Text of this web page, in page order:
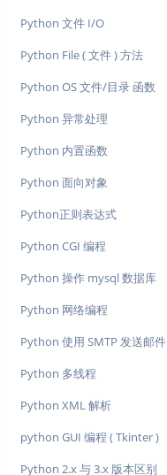
Python 文件 I/O
Python File ( 文件 ) 方法
Python OS 文件/目录 函数
Python 异常处理
Python 内置函数
Python 面向对象
Python正则表达式
Python CGI 编程
Python 操作 mysql 数据库
Python 网络编程
Python 使用 SMTP 发送邮件
Python 多线程
Python XML 解析
python GUI 编程 ( Tkinter )
Python 2.x 与 3​​.x 版本区别